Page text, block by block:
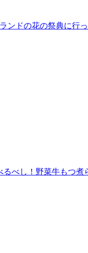
ンドの花の祭典に行
るべし！野菜牛もつ